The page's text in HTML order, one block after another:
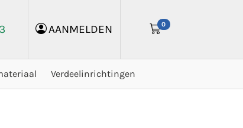
AANMELDEN 0
Verdeelinrichtingen